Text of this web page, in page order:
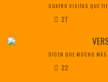
CUATRO VISITAS QUE
27
DICEN QUE MUCHO
22